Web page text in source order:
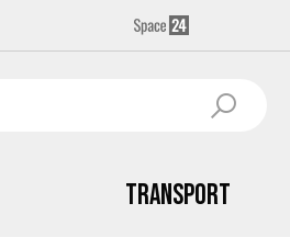
Transport